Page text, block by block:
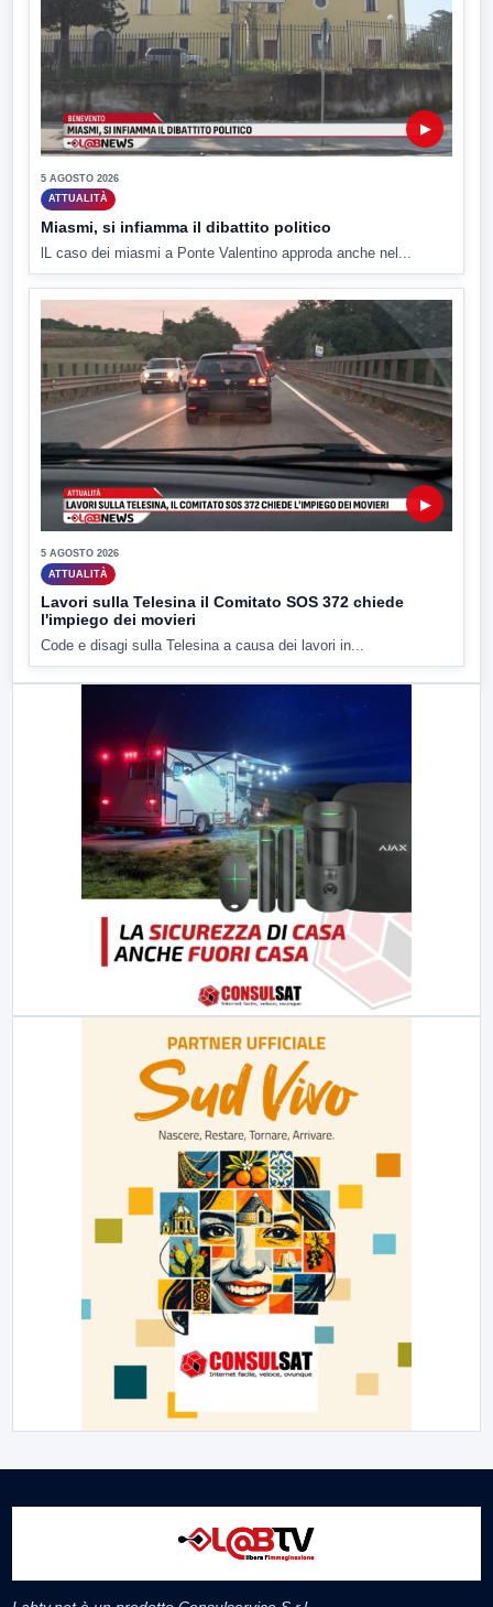
▶
5 AGOSTO 2026
ATTUALITÀ
Miasmi, si infiamma il dibattito politico
lL caso dei miasmi a Ponte Valentino approda anche nel...
▶
5 AGOSTO 2026
ATTUALITÀ
Lavori sulla Telesina il Comitato SOS 372 chiede
l'impiego dei movieri
Code e disagi sulla Telesina a causa dei lavori in...